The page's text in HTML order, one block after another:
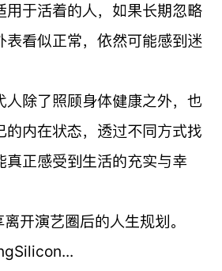
用于活着的人，如果长期忽略
表看似正常，依然可能感到迷
人除了照顾身体健康之外，也
的内在状态，透过不同方式找
真正感受到生活的充实与幸